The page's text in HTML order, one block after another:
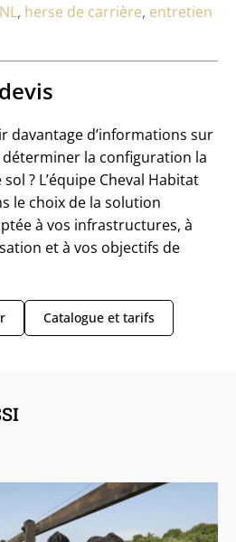
, herse de carrière, entretien
davantage d’informations sur
déterminer la configuration la
? L’équipe Cheval Habitat
le choix de la solution
à vos infrastructures, à
et à vos objectifs de
Catalogue et tarifs